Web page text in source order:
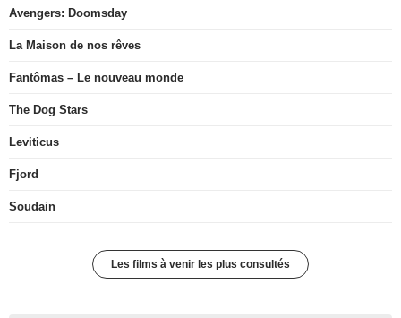
Avengers: Doomsday
La Maison de nos rêves
Fantômas – Le nouveau monde
The Dog Stars
Leviticus
Fjord
Soudain
Les films à venir les plus consultés